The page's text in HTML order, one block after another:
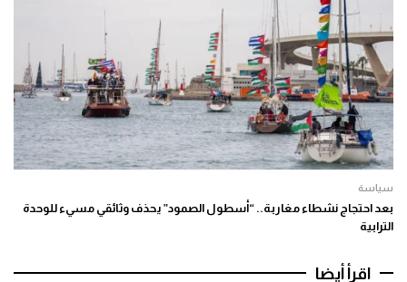
سياسة
بعد احتجاج نشطاء مغاربة.. “أسطول الصمود” يحذف وثائقي مسيء للوحدة
الترابية
اقرأ أيضا